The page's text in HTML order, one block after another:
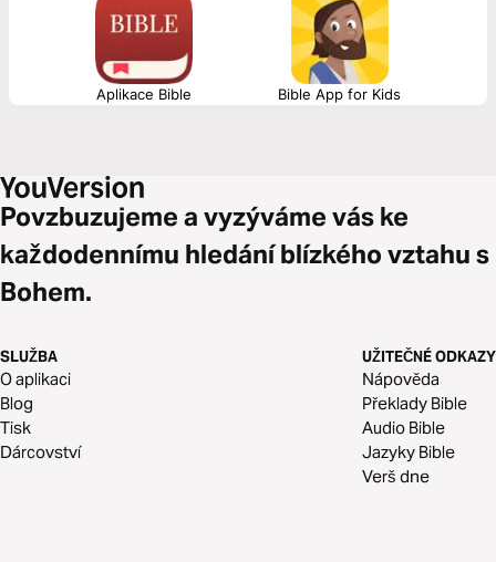
Aplikace Bible Bible App for Kids
Povzbuzujeme a vyzýváme vás ke
každodennímu hledání blízkého vztahu s
Bohem.
SLUŽBA
O aplikaci
Blog
Tisk
Dárcovství
UŽITEČNÉ ODKAZY
Nápověda
Překlady Bible
Audio Bible
Jazyky Bible
Verš dne